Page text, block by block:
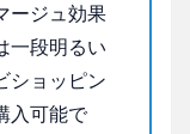
ージュ効果
一段明るい
ショッピン
入可能で